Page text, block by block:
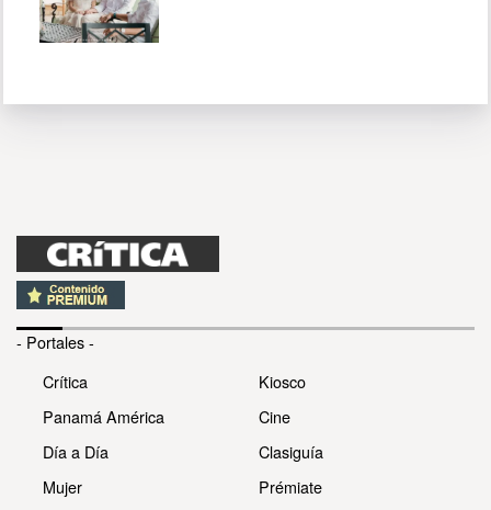
- Portales -
Crítica
Panamá América
Día a Día
Mujer
Kiosco
Cine
Clasiguía
Prémiate